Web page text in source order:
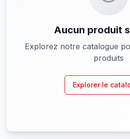
Aucun produit
Explorez notre catalogue
produits
Explorer le